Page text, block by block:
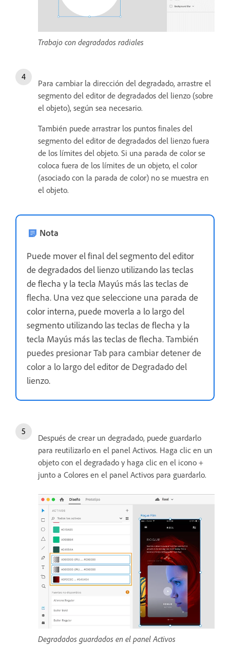
Trabajo con degradados radiales
Para cambiar la dirección del degradado, arrastre el
segmento del editor de degradados del lienzo (sobre
el objeto), según sea necesario.
También puede arrastrar los puntos finales del
segmento del editor de degradados del lienzo fuera
de los límites del objeto. Si una parada de color se
coloca fuera de los límites de un objeto, el color
(asociado con la parada de color) no se muestra en
el objeto.
Nota
Puede mover el final del segmento del editor
de degradados del lienzo utilizando las teclas
de flecha y la tecla Mayús más las teclas de
flecha. Una vez que seleccione una parada de
color interna, puede moverla a lo largo del
segmento utilizando las teclas de flecha y la
tecla Mayús más las teclas de flecha.También
puedes presionar Tab para cambiar detener de
color a lo largo del editor de Degradado del
lienzo.
Después de crear un degradado, puede guardarlo
para reutilizarlo en el panel Activos. Haga clic en un
objeto con el degradado y haga clic en el icono +
junto a Colores en el panel Activos para guardarlo.
Degradados guardados en el panel Activos